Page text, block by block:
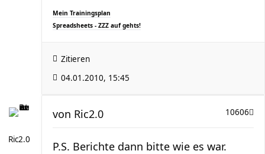
Mein Trainingsplan
Spreadsheets - ZZZ auf gehts!
Zitieren
04.01.2010, 15:45
Ric2.0
10606
von Ric2.0
P.S. Berichte dann bitte wie es war.